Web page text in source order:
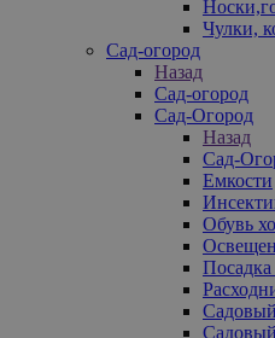
Чулки,
Сад-огород
Назад
Сад-огород
Сад-Огород
Назад
Сад-
Емкости
Обувь
Посадка